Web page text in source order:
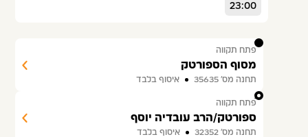
23:00
1
פתח תקווה
מסוף הספורטק
תחנה מס׳ 35635 איסוף בלבד
2
פתח תקווה
ספורטק/הרב עובדיה יוסף
תחנה מס׳ 32352 איסוף בלבד